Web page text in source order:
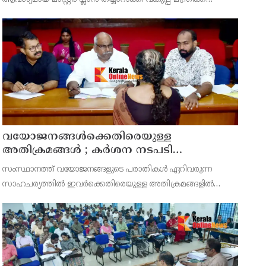
അറിയിച്ചു. ഡിപ്പോയ്ക്ക് നാല് ഏക്കറിൽ അധികം വരുന്ന
സ്ഥലമുണ്ട്
വയോജനങ്ങൾക്കെതിരെയുള്ള
അതിക്രമങ്ങൾ ; കർശന നടപടി
സ്വീകരിക്കുമെന്ന് കമ്മീഷൻ
സംസ്ഥാനത്ത് വയോജനങ്ങളുടെ പരാതികൾ ഏറിവരുന്ന
സാഹചര്യത്തിൽ ഇവർക്കെതിരെയുള്ള അതിക്രമങ്ങളിൽ
ചെയർമാൻ അഡ്വ. കെ. സോമപ്രസാദ്.